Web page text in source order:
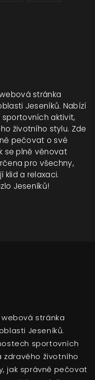
stránka
Jeseníků. Nabízí
aktivit,
životního stylu. Zde
pečovat o své
se plně věnovat
pro všechny,
klid a relaxaci.
Jeseníků!
stránka
Jeseníků.
sportovních
zdravého životního
jak správně pečovat